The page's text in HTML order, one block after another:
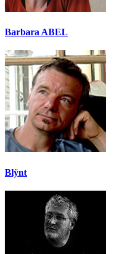
Barbara ABEL
Blÿnt